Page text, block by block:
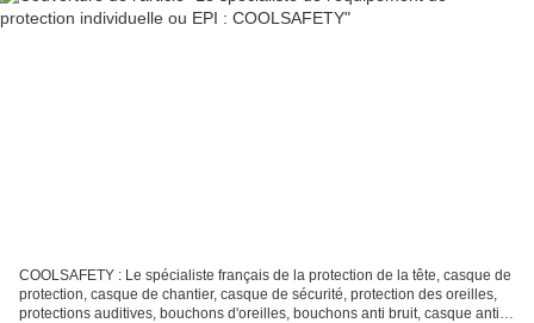
COOLSAFETY : Le spécialiste français de la protection de la tête, casque de
protection, casque de chantier, casque de sécurité, protection des oreilles,
protections auditives, bouchons d'oreilles, bouchons anti bruit, casque anti